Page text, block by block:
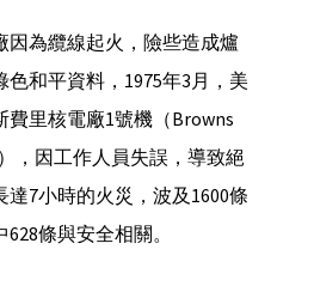
因為纜線起火，險些造成爐
色和平資料，1975年3月，美
費里核電廠1號機（Browns
，因工作人員失誤，導致絕
達7小時的火災，波及1600條
條與安全相關。